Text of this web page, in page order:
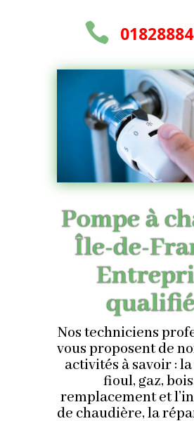
 0
Pompe à
Île-de-
Nos techniciens
vous proposent de
activités à savoir :
fioul, gaz,
remplacement et
de chaudière, la